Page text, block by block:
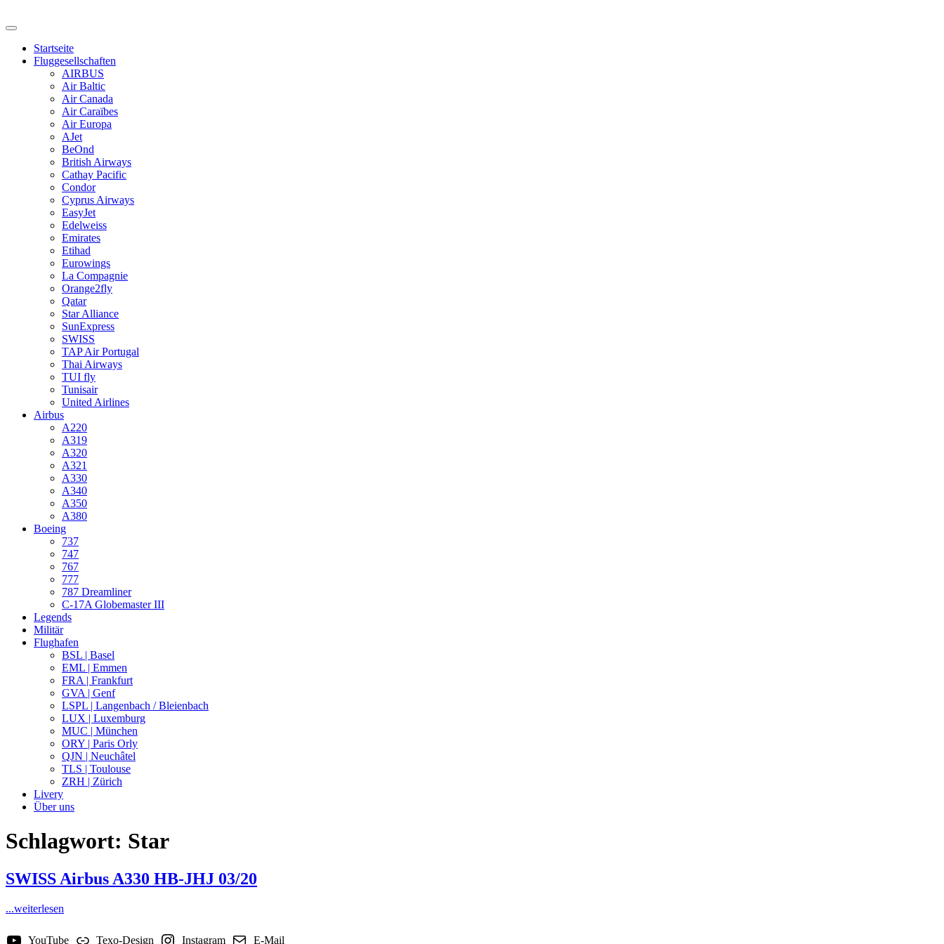
to
Aviation-Pix
Startseite
Fluggesellschaften
AIRBUS
Air Baltic
Air Canada
Air Caraïbes
Air Europa
AJet
BeOnd
British Airways
Cathay Pacific
Condor
Cyprus Airways
EasyJet
Edelweiss
Emirates
Etihad
Eurowings
La Compagnie
Orange2fly
Qatar
Star Alliance
SunExpress
SWISS
TAP Air Portugal
Thai Airways
TUI fly
Tunisair
United Airlines
Airbus
A220
A319
A320
A321
A330
A340
A350
A380
Boeing
737
747
767
777
787 Dreamliner
C-17A Globemaster III
Legends
Militär
Flughafen
BSL | Basel
EML | Emmen
FRA | Frankfurt
GVA | Genf
LSPL | Langenbach / Bleienbach
LUX | Luxemburg
MUC | München
ORY | Paris Orly
QJN | Neuchâtel
TLS | Toulouse
ZRH | Zürich
Livery
Über uns
Schlagwort: Star
SWISS Airbus A330 HB-JHJ 03/20
...weiterlesen
YouTube Texo-Design Instagram E-Mail